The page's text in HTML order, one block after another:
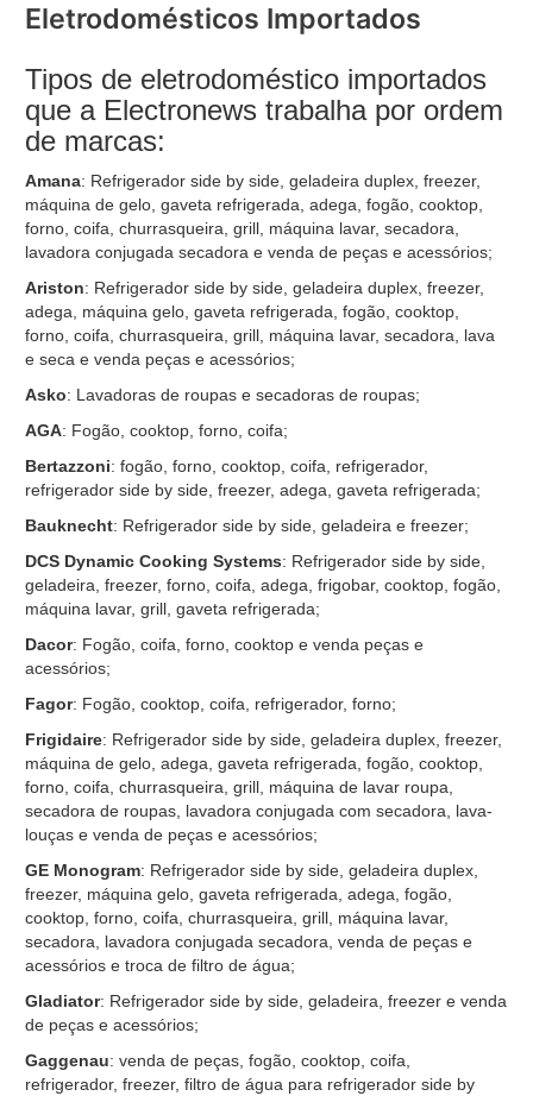
Eletrodomésticos Importados
Tipos de eletrodoméstico importados
que a Electronews trabalha por ordem
de marcas:
Amana: Refrigerador side by side, geladeira duplex, freezer,
máquina de gelo, gaveta refrigerada, adega, fogão, cooktop,
forno, coifa, churrasqueira, grill, máquina lavar, secadora,
lavadora conjugada secadora e venda de peças e acessórios;
Ariston: Refrigerador side by side, geladeira duplex, freezer,
adega, máquina gelo, gaveta refrigerada, fogão, cooktop,
forno, coifa, churrasqueira, grill, máquina lavar, secadora, lava
e seca e venda peças e acessórios;
Asko: Lavadoras de roupas e secadoras de roupas;
AGA: Fogão, cooktop, forno, coifa;
Bertazzoni: fogão, forno, cooktop, coifa, refrigerador,
refrigerador side by side, freezer, adega, gaveta refrigerada;
Bauknecht: Refrigerador side by side, geladeira e freezer;
DCS Dynamic Cooking Systems: Refrigerador side by side,
geladeira, freezer, forno, coifa, adega, frigobar, cooktop, fogão,
máquina lavar, grill, gaveta refrigerada;
Dacor: Fogão, coifa, forno, cooktop e venda peças e
acessórios;
Fagor: Fogão, cooktop, coifa, refrigerador, forno;
Frigidaire: Refrigerador side by side, geladeira duplex, freezer,
máquina de gelo, adega, gaveta refrigerada, fogão, cooktop,
forno, coifa, churrasqueira, grill, máquina de lavar roupa,
secadora de roupas, lavadora conjugada com secadora, lava-
louças e venda de peças e acessórios;
GE Monogram: Refrigerador side by side, geladeira duplex,
freezer, máquina gelo, gaveta refrigerada, adega, fogão,
cooktop, forno, coifa, churrasqueira, grill, máquina lavar,
secadora, lavadora conjugada secadora, venda de peças e
acessórios e troca de filtro de água;
Gladiator: Refrigerador side by side, geladeira, freezer e venda
de peças e acessórios;
Gaggenau: venda de peças, fogão, cooktop, coifa,
refrigerador, freezer, filtro de água para refrigerador side by